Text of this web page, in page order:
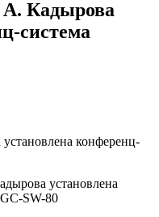
А. Кадырова
система
конференц-